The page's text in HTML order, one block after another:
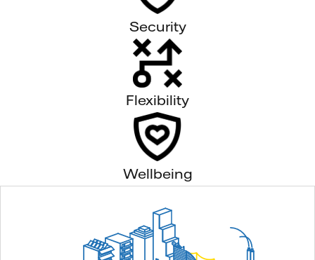
Security
Flexibility
Wellbeing